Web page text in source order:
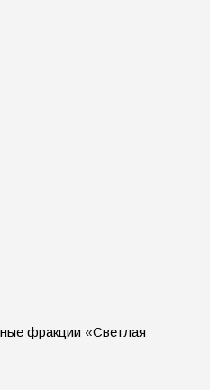
фракции «Светлая